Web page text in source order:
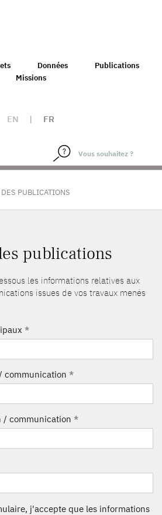
Données
Publications
Missions
EN | FR
PUBLICATIONS
publications
les informations relatives aux
issues de vos travaux menés
*
communication *
/ communication *
j'accepte que les informations